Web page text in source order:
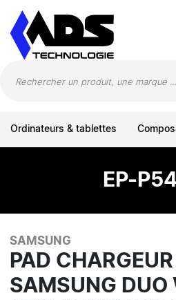
Ordinateurs & tablettes
EP-
SAMSUNG
PAD
SAMSUNG DUO